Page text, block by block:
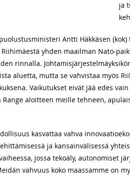
ja
Antti Häkkäsen
yhden maailman Nato-
rinnalla.
aluetta, mutta se vahvistaa myös
Vaikutukset eivät jää edes
aloitteen meille tehneen,
kasvattaa vahva
ja kansainvälisessä
jossa tekoäly, autonomiset
vahvuus koko maassamme on